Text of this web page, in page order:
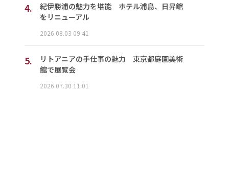
4.
紀伊勝浦の魅力を堪能 ホテル浦島、日昇館
をリニューアル
2026.08.03 09:41
5.
リトアニアの手仕事の魅力 東京都庭園美術
館で展覧会
2026.07.30 11:01